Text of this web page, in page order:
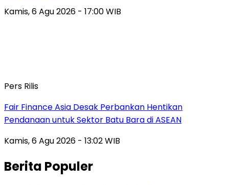
Kamis, 6 Agu 2026 - 17:00 WIB
Pers Rilis
Fair Finance Asia Desak Perbankan Hentikan
Pendanaan untuk Sektor Batu Bara di ASEAN
Kamis, 6 Agu 2026 - 13:02 WIB
Berita Populer